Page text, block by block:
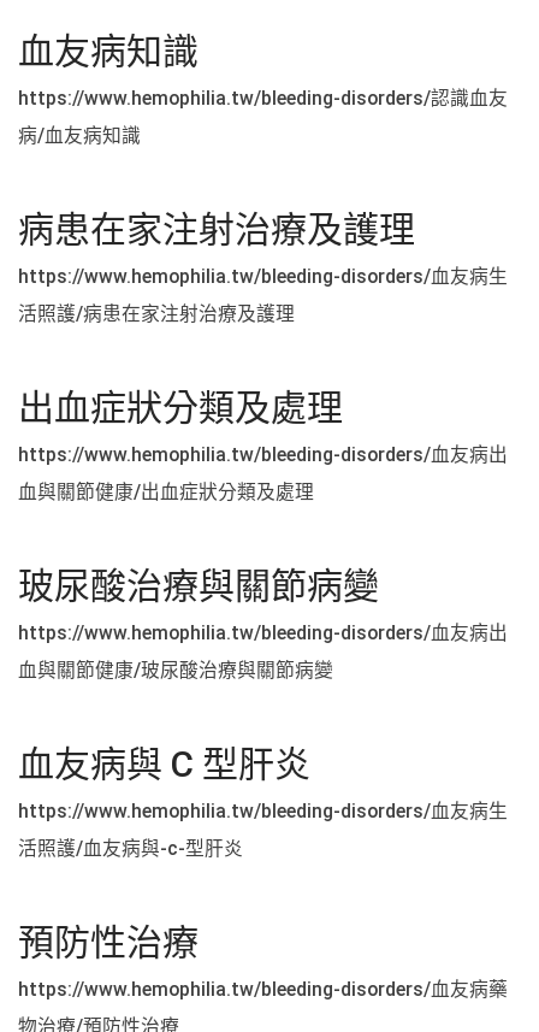
血友病知識
https://www.hemophilia.tw/bleeding-disorders/認識血友
病/血友病知識
病患在家注射治療及護理
https://www.hemophilia.tw/bleeding-disorders/血友病生
活照護/病患在家注射治療及護理
出血症狀分類及處理
https://www.hemophilia.tw/bleeding-disorders/血友病出
血與關節健康/出血症狀分類及處理
玻尿酸治療與關節病變
https://www.hemophilia.tw/bleeding-disorders/血友病出
血與關節健康/玻尿酸治療與關節病變
血友病與 C 型肝炎
https://www.hemophilia.tw/bleeding-disorders/血友病生
活照護/血友病與-c-型肝炎
預防性治療
https://www.hemophilia.tw/bleeding-disorders/血友病藥
物治療/預防性治療